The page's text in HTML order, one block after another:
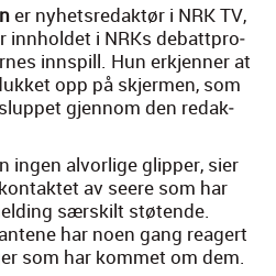
er nyhet­sredak­tør i NRK TV,
innhold­et i NRKs debattpro­
inn­spill. Hun erk­jen­ner at
opp på skjer­men, som
gjen­nom den redak­
ingen alvorlige glip­per, sier
av seere som har
særskilt stø­tende.
har noen gang rea­gert
som har kom­met om dem.